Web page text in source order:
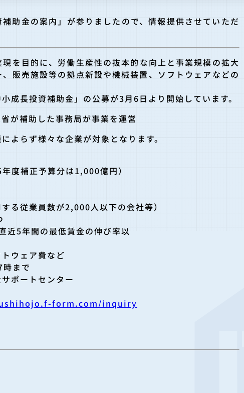
助金の案内」が参りましたので、情報提供させていただ
を目的に、労働生産性の抜本的な向上と事業規模の拡大
販売施設等の拠点新設や機械装置、ソフトウ ェアなどの
成長投資補助金」の公募が3月6日より開始していま す。
が補助した事務局が事業を運営
よらず様々な企業が対象 となります。
度補正予算分は1,000億円）
る従業員数が2,000人以下の会社等）
近5年間の最低賃金の伸び率以
ウェア費など
まで
ポートセンター
ojo.f-form.com/inquiry